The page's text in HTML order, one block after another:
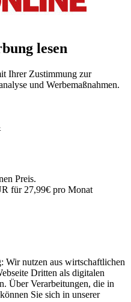
lesen
Ihrer Zustimmung zur
und Werbemaßnahmen.
Preis.
für 27,99€ pro Monat
Wir nutzen aus wirtschaftlichen
Dritten als digitalen
Über Verarbeitungen, die in
Sie sich in unserer